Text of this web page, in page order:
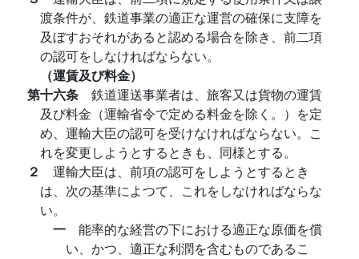
渡条件が、鉄道事業の適正な運営の確保に支障を
及ぼすおそれがあると認める場合を除き、前二項
の認可をしなければならない。
（運賃及び料金）
第十六条 鉄道運送事業者は、旅客又は貨物の運賃
及び料金（運輸省令で定める料金を除く。）を定
め、運輸大臣の認可を受けなければならない。こ
れを変更しようとするときも、同様とする。
２ 運輸大臣は、前項の認可をしようとするとき
は、次の基準によつて、これをしなければならな
い。
一 能率的な経営の下における適正な原価を償
い、かつ、適正な利潤を含むものであるこ